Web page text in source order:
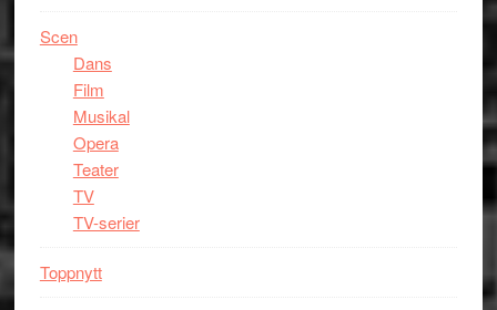
Scen
Dans
Film
Musikal
Opera
Teater
TV
TV-serier
Toppnytt